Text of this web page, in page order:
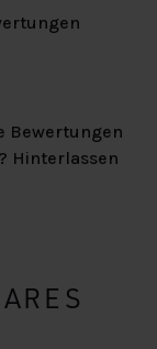
Bewertungen
Hinterlassen